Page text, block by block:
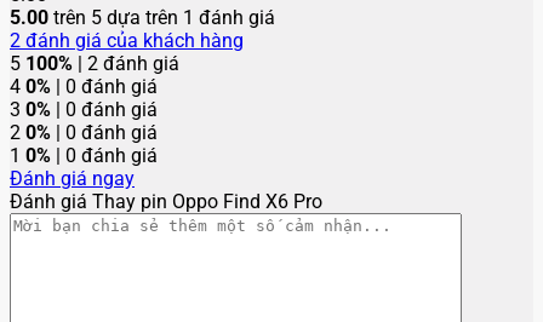
5.00 trên 5 dựa trên 1 đánh giá
2 đánh giá của khách hàng
5 100% | 2 đánh giá
4 0% | 0 đánh giá
3 0% | 0 đánh giá
2 0% | 0 đánh giá
1 0% | 0 đánh giá
Đánh giá ngay
Đánh giá Thay pin Oppo Find X6 Pro